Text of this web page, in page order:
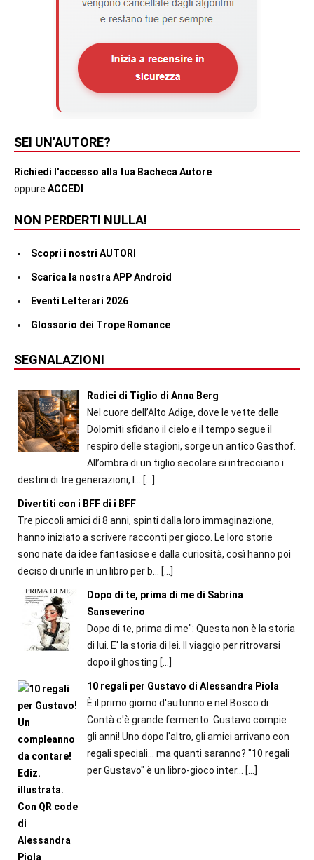
SEI UN’AUTORE?
Richiedi l'accesso alla tua Bacheca Autore
oppure ACCEDI
NON PERDERTI NULLA!
Scopri i nostri AUTORI
Scarica la nostra APP Android
Eventi Letterari 2026
Glossario dei Trope Romance
SEGNALAZIONI
Radici di Tiglio di Anna Berg
Nel cuore dell’Alto Adige, dove le vette delle
Dolomiti sfidano il cielo e il tempo segue il
respiro delle stagioni, sorge un antico Gasthof.
All’ombra di un tiglio secolare si intrecciano i
destini di tre generazioni, l...
[…]
Divertiti con i BFF di i BFF
Tre piccoli amici di 8 anni, spinti dalla loro immaginazione,
hanno iniziato a scrivere racconti per gioco. Le loro storie
sono nate da idee fantasiose e dalla curiosità, così hanno poi
deciso di unirle in un libro per b...
[…]
Dopo di te, prima di me di Sabrina
Sanseverino
Dopo di te, prima di me": Questa non è la storia
di lui. E' la storia di lei. Il viaggio per ritrovarsi
dopo il ghosting […]
10 regali per Gustavo di Alessandra Piola
È il primo giorno d'autunno e nel Bosco di
Contà c'è grande fermento: Gustavo compie
gli anni! Uno dopo l'altro, gli amici arrivano con
regali speciali... ma quanti saranno? "10 regali
per Gustavo" è un libro-gioco inter...
[…]